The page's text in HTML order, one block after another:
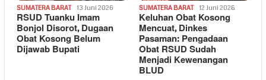
SUMATERA BARAT 13 Juni 2026
RSUD Tuanku Imam
Bonjol Disorot, Dugaan
Obat Kosong Belum
Dijawab Bupati
SUMATERA BARAT 12 Juni 2026
Keluhan Obat Kosong
Mencuat, Dinkes
Pasaman: Pengadaan
Obat RSUD Sudah
Menjadi Kewenangan
BLUD